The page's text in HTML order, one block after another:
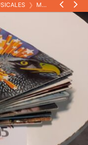
❯ MELTIN' PAT ❯